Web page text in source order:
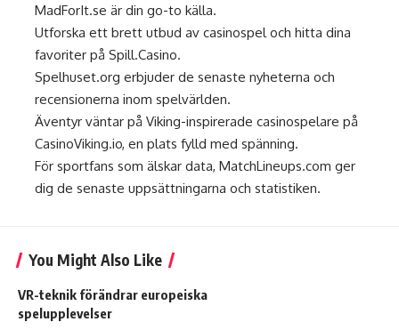
MadForIt.se är din go-to källa.
Utforska ett brett utbud av casinospel och hitta dina
favoriter på Spill.Casino.
Spelhuset.org erbjuder de senaste nyheterna och
recensionerna inom spelvärlden.
Äventyr väntar på Viking-inspirerade casinospelare på
CasinoViking.io, en plats fylld med spänning.
För sportfans som älskar data, MatchLineups.com ger
dig de senaste uppsättningarna och statistiken.
You Might Also Like
VR-teknik förändrar europeiska
spelupplevelser